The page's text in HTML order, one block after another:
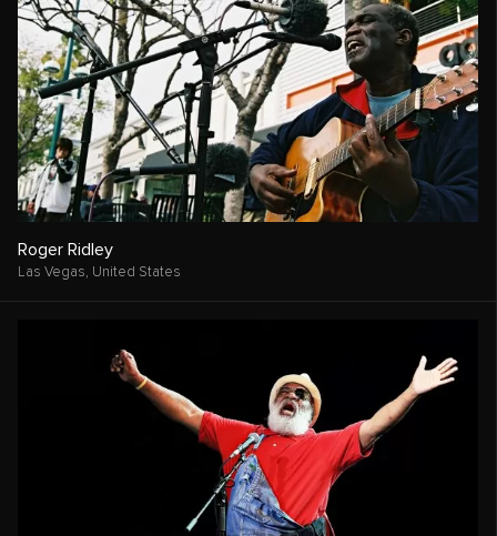
Roger Ridley
Las Vegas, United States